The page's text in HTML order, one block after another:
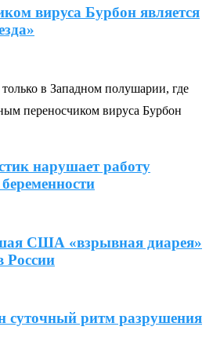
вируса Бурбон является
в Западном полушарии, где
переносчиком вируса Бурбон
нарушает работу
США «взрывная диарея»
России
суточный ритм разрушения